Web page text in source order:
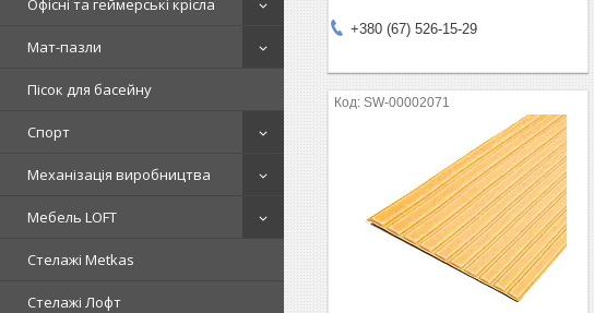
Офісні та геймерські крісла
Мат-пазли
Пісок для басейну
Спорт
Механізація виробництва
Мебель LOFT
Стелажі Metkas
Стелажі Лофт
+380 (67) 526-15-29
SW-00002071